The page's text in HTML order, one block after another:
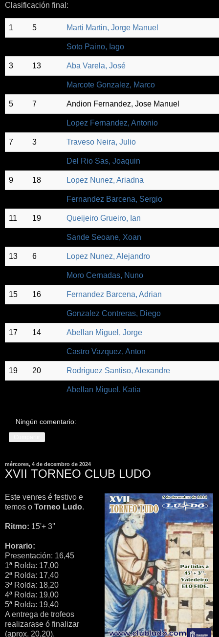
Clasificación final:
1 5 Marti Martin, Jorge Manuel
Soto Paino, Iago
3 13 Aba Varela, José
Marcote Gonzalez, Marco
5 7 Andion Fernandez, Jose Manuel
Lopez Fernandez, Antonio
7 3 Traveso Neira, Julio
Del Rio Sas, Joaquin
9 18 Lopez Nunez, Ariadna
Fernandez Barcena, Sergio
11 19 Queijeiro Grueiro, Ian
Sande Seoane, Xoan
13 6 Lopez Nunez, Alejandro
Moro Cernadas, Nuno
15 16 Fernandez Barcena, Adrian
Gonzalez Contreras, Diego
17 14 Abellan Miguel, Jorge
Castro Vazquez, Anton
19 20 Rodriguez Santiso, Alexandre
Abellan Miguel, Katia
Ningún comentario:
mércores, 4 de decembro de 2024
XVII TORNEO CLUB LUDO
Este venres é festivo e
temos o Torneo Ludo.
Ritmo: 15'+ 3''
Horario:
Presentación: 16,45
1ª Rolda: 17,00
2ª Rolda: 17,40
3ª Rolda: 18,20
4ª Rolda: 19,00
5ª Rolda: 19,40
A entrega de trofeos
realizarase ó finalizar
(aprox. 20,20).